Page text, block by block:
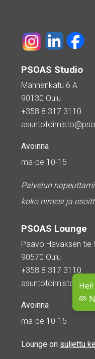
🫶
PSOAS Studio
Mannenkatu 6 A
90130 Oulu
+358 8 317 3110
Avoinna
ma-pe 10-15
Palvelun
koko nimesi ja
PSOAS Lounge
Paavo Havaksen tie
90570 Oulu
+358 8 317 3110
Avoinna
ma-pe 10-15
Lounge on suljettu